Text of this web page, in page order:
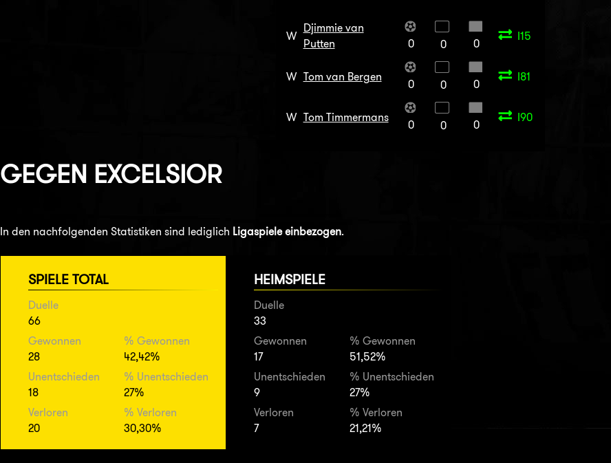
W
Djimmie van
Putten
0 0 0
I15
W Tom van Bergen
0 0 0
I81
W Tom Timmermans
0 0 0
I90
GEGEN EXCELSIOR
In den nachfolgenden Statistiken sind lediglich Ligaspiele einbezogen.
SPIELE TOTAL
Duelle
66
Gewonnen
28
% Gewonnen
42,42%
Unentschieden
18
% Unentschieden
27%
Verloren
20
% Verloren
30,30%
HEIMSPIELE
Duelle
33
Gewonnen
17
% Gewonnen
51,52%
Unentschieden
9
% Unentschieden
27%
Verloren
7
% Verloren
21,21%